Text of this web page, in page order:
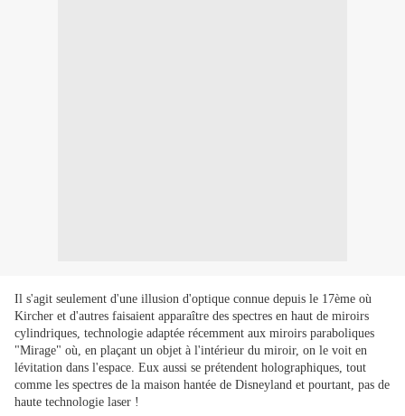
Il s'agit seulement d'une illusion d'optique connue depuis le 17ème où
Kircher et d'autres faisaient apparaître des spectres en haut de miroirs
cylindriques, technologie adaptée récemment aux miroirs paraboliques
"Mirage" où, en plaçant un objet à l'intérieur du miroir, on le voit en
lévitation dans l'espace. Eux aussi se prétendent holographiques, tout
comme les spectres de la maison hantée de Disneyland et pourtant, pas de
haute technologie laser !